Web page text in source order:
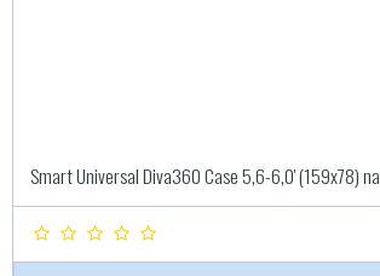
Smart Universal Diva360 Case 5,6-6,0' (159x78)